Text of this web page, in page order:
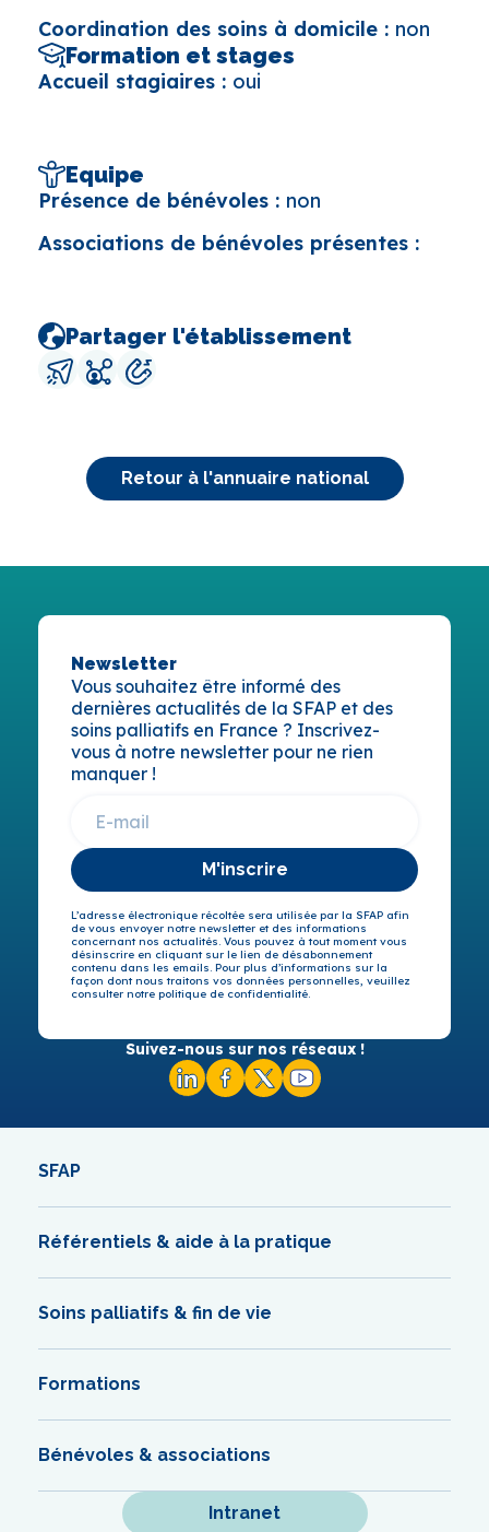
Coordination des soins à domicile : non
Formation et stages
Accueil stagiaires : oui
Equipe
Présence de bénévoles : non
Associations de bénévoles présentes :
Partager l'établissement
Retour à l'annuaire national
Newsletter
Vous souhaitez être informé des
dernières actualités de la SFAP et des
soins palliatifs en France ? Inscrivez-
vous à notre newsletter pour ne rien
manquer !
M'inscrire
L’adresse électronique récoltée sera utilisée par la SFAP afin
de vous envoyer notre newsletter et des informations
concernant nos actualités. Vous pouvez à tout moment vous
désinscrire en cliquant sur le lien de désabonnement
contenu dans les emails. Pour plus d’informations sur la
façon dont nous traitons vos données personnelles, veuillez
consulter notre politique de confidentialité.
Suivez-nous sur nos réseaux !
SFAP
Référentiels & aide à la pratique
Soins palliatifs & fin de vie
Formations
Bénévoles & associations
Intranet